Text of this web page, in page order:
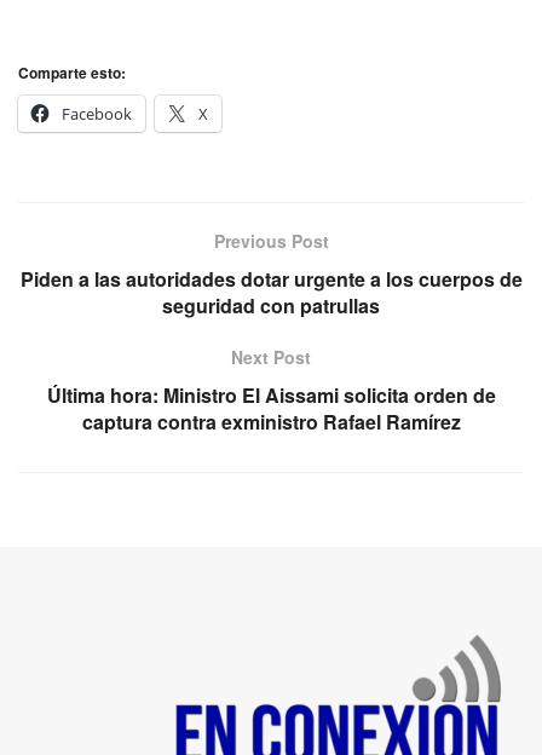
Comparte esto:
Facebook
X
Previous Post
Piden a las autoridades dotar urgente a los cuerpos de
seguridad con patrullas
Next Post
Última hora: Ministro El Aissami solicita orden de
captura contra exministro Rafael Ramírez